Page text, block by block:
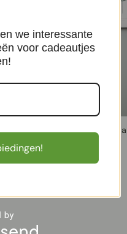
Polybotrya variegata
– P 12 cm
we interessante
voor cadeautjes